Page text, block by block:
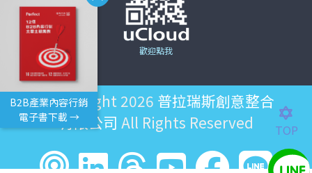
B2B產業內容行銷
電子書下載 →
歡迎點我
©Copyright 2026 普拉瑞斯創意整合
有限公司 All Rights Reserved TOP